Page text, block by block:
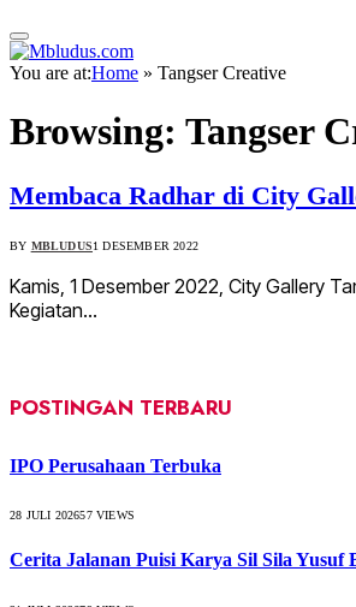
You are at:Home » Tangser Creative
Browsing: Tangser
Membaca Radhar di City
BY MBLUDUS1 DESEMBER 2022
Kamis, 1 Desember 2022, City Gallery
Kegiatan…
POSTINGAN TERBARU
IPO Perusahaan Terbuka
28 JULI 202657VIEWS
Cerita Jalanan Puisi Karya Sil Sila Yusuf